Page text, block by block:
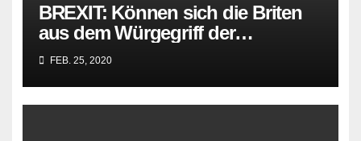
BREXIT: Können sich die Briten
aus dem Würgegriff der
parasitären EU-Mafia befreien?
FEB. 25, 2020